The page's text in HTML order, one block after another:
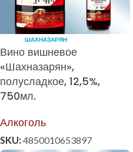
ШАХНАЗАРЯН
Вино вишневое
«Шахназарян»,
полусладкое, 12,5%,
750мл.
Алкоголь
SKU: 4850010653897